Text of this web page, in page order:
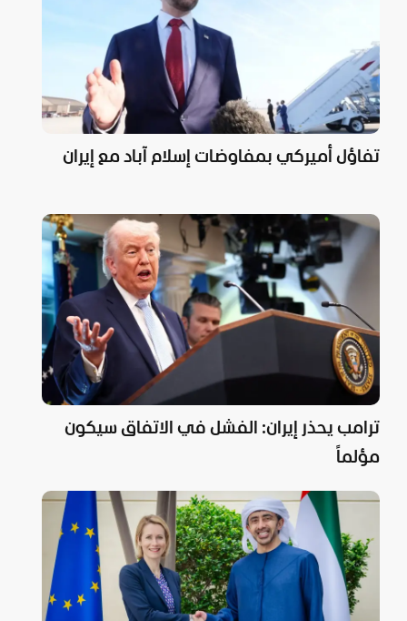
تفاؤل أميركي بمفاوضات إسلام آباد مع إيران
ترامب يحذر إيران: الفشل في الاتفاق سيكون
مؤلماً